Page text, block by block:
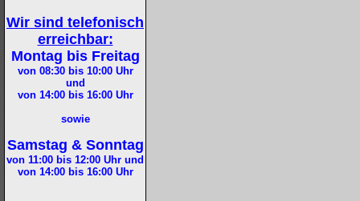
Wir sind telefonisch
erreichbar:
Montag bis Freitag
von 08:30 bis 10:00Uhr
und
von 14:00 bis 16:00Uhr
sowie
Samstag & Sonntag
von 11:00 bis 12:00 Uhr und
von 14:00 bis 16:00Uhr